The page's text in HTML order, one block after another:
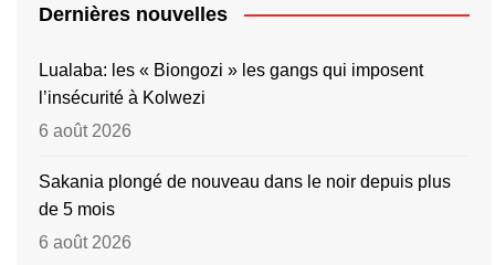
Dernières nouvelles
Lualaba: les « Biongozi » les gangs qui imposent
l’insécurité à Kolwezi
6 août 2026
Sakania plongé de nouveau dans le noir depuis plus
de 5 mois
6 août 2026